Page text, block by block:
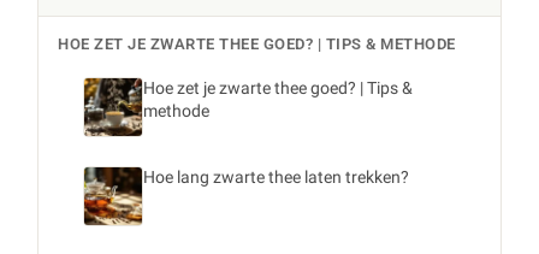
HOE ZET JE ZWARTE THEE GOED? | TIPS & METHODE
Hoe zet je zwarte thee goed? | Tips &
methode
Hoe lang zwarte thee laten trekken?